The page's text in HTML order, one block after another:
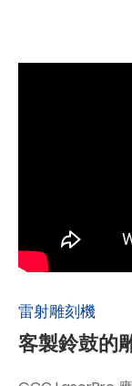
雷射雕刻機
客製鈴鼓的